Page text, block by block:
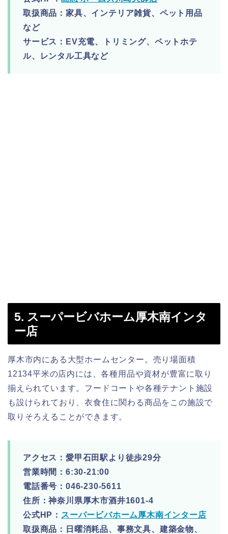
取扱商品：家具、インテリア雑貨、ペット用品
など
サービス：EV充電、トリミング、ペットホテ
ル、レンタル工具など
5. スーパービバホーム厚木南インタ
ー店
厚木市内にある大型ホームセンター。売り場面積
12134平米の店内には、各種用品や資材が豊富に取り
揃えられています。フードコートや各種テナント施設
も設けられており、衣食住に関わる商品をこの施設で
取りそろえることができます。
アクセス：愛甲石田駅より徒歩29分
営業時間：6:30-21:00
電話番号：046-230-5611
住所：神奈川県厚木市酒井1601-4
公式HP： スーパービバホーム厚木南インター店
取扱商品：日曜消耗品、事務文具、建築金物、